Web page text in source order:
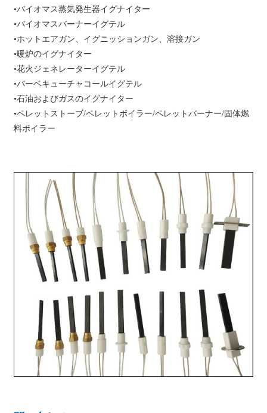
•バイオマス蒸気発生器イグナイター
•バイオマスバーナーイグテル
•ホットエアガン、イグニッションガン、溶接ガン
•暖炉のイグナイター
•花火ジェネレーターイグテル
•バーベキューチャコールイグテル
•石油およびガスのイグナイター
•ペレットストーブ/ペレットボイラー/ペレットバーナー/固体燃
料ボイラー